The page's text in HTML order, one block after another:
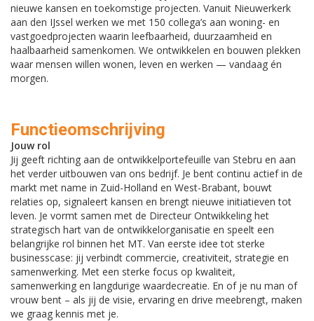
nieuwe kansen en toekomstige projecten. Vanuit Nieuwerkerk
aan den IJssel werken we met 150 collega’s aan woning- en
vastgoedprojecten waarin leefbaarheid, duurzaamheid en
haalbaarheid samenkomen. We ontwikkelen en bouwen plekken
waar mensen willen wonen, leven en werken — vandaag én
morgen.
Functieomschrijving
Jouw rol
Jij geeft richting aan de ontwikkelportefeuille van Stebru en aan
het verder uitbouwen van ons bedrijf. Je bent continu actief in de
markt met name in Zuid-Holland en West-Brabant, bouwt
relaties op, signaleert kansen en brengt nieuwe initiatieven tot
leven. Je vormt samen met de Directeur Ontwikkeling het
strategisch hart van de ontwikkelorganisatie en speelt een
belangrijke rol binnen het MT. Van eerste idee tot sterke
businesscase: jij verbindt commercie, creativiteit, strategie en
samenwerking. Met een sterke focus op kwaliteit,
samenwerking en langdurige waardecreatie. En of je nu man of
vrouw bent – als jij de visie, ervaring en drive meebrengt, maken
we graag kennis met je.